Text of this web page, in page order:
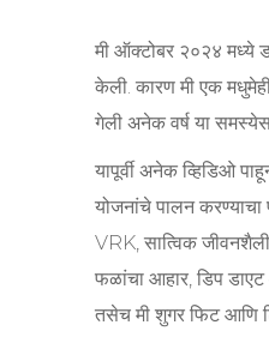
मी ऑक्टोबर २०२४ मध्ये
केली. कारण मी एक
गेली अनेक वर्ष या
यापूर्वी अनेक व्हिडिओ
योजनांचे पालन
VRK, सात्विक
फळांचा आहार, डिप डाएट
तसेच मी शुगर फिट आणि